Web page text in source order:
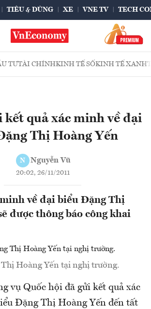
TIÊU & DÙNG XE VNE TV TECH
TƯTÀI CHÍNHKINH TẾ SỐKINH TẾ XANH
kết quả xác minh về đại
Thị Hoàng Yến
N Nguyễn Vũ
20:02, 26/11/2011
về đại biểu Đặng Thị
được thông báo công khai
Hoàng Yến tại nghị trường.
vụ Quốc hội đã gửi kết quả xác
Đặng Thị Hoàng Yến đến tất